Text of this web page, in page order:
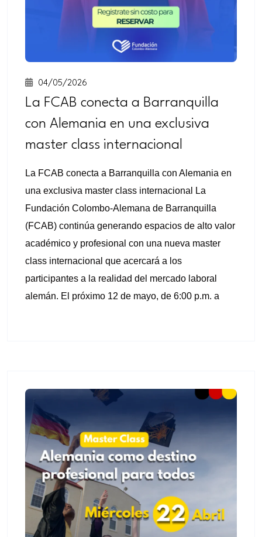
04/05/2026
La FCAB conecta a Barranquilla
con Alemania en una exclusiva
master class internacional
La FCAB conecta a Barranquilla con Alemania en
una exclusiva master class internacional La
Fundación Colombo-Alemana de Barranquilla
(FCAB) continúa generando espacios de alto valor
académico y profesional con una nueva master
class internacional que acercará a los
participantes a la realidad del mercado laboral
alemán. El próximo 12 de mayo, de 6:00 p.m. a